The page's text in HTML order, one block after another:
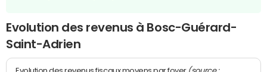
Evolution des revenus à Bosc-Guérard-
Saint-Adrien